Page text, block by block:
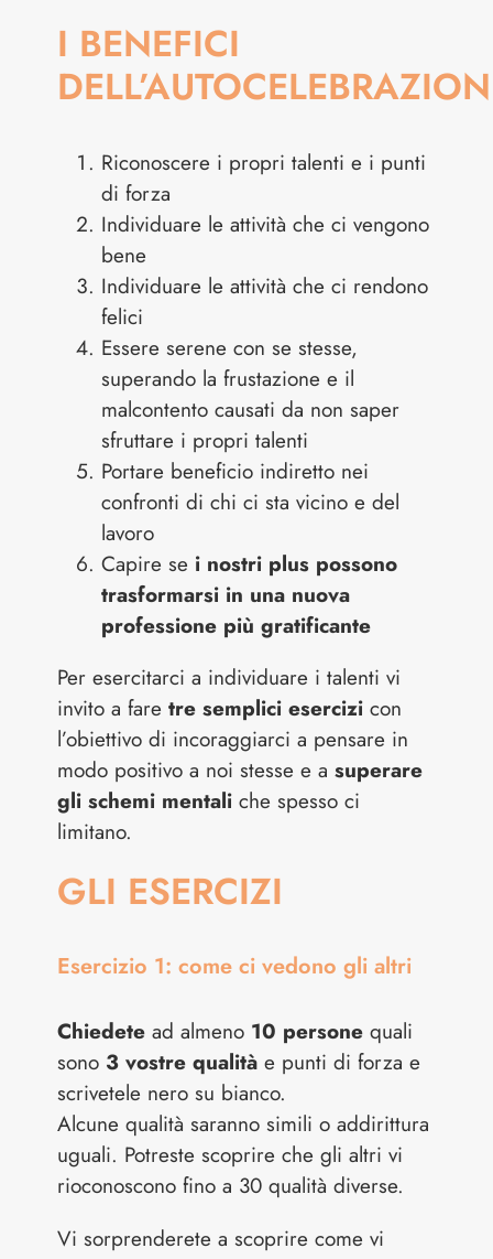
I BENEFICI
Riconoscere i propri talenti e i punti
di forza
Individuare le attività che ci vengono
bene
Individuare le attività che ci rendono
felici
Essere serene con se stesse,
superando la frustazione e il
malcontento causati da non saper
sfruttare i propri talenti
Portare beneficio indiretto nei
confronti di chi ci sta vicino e del
lavoro
Capire se i nostri plus possono
trasformarsi in una nuova
professione più gratificante
Per esercitarci a individuare i talenti vi
invito a faretre semplici esercizi con
l’obiettivo di incoraggiarci a pensare in
modo positivo a noi stesse e asuperare
gli schemi mentali che spesso ci
limitano.
GLI ESERCIZI
Esercizio 1: come ci vedono gli altri
Chiedete ad almeno 10 persone quali
sono 3 vostre qualità e punti di forza e
scrivetele nero su bianco.
Alcune qualità saranno simili o addirittura
uguali. Potreste scoprire che gli altri vi
rioconoscono fino a 30 qualità diverse.
Vi sorprenderete a scoprire come vi